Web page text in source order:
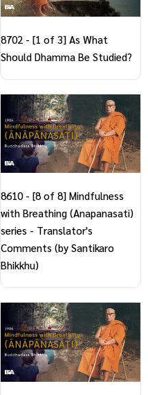
8702 - [1 of 3] As What
Should Dhamma Be Studied?
8610 - [8 of 8] Mindfulness
with Breathing (Anapanasati)
series - Translator's
Comments (by Santikaro
Bhikkhu)